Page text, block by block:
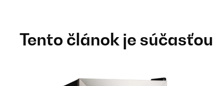
Tento článok je súčasťou